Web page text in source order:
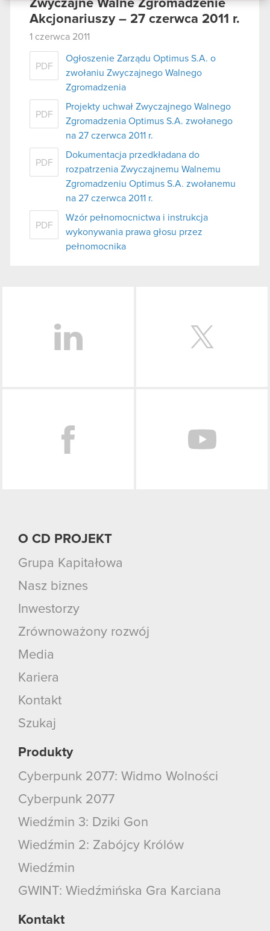
podczas korzystania z ich usług. Kontynuując
Zwyczajne Walne Zgromadzenie
Akcjonariuszy – 27 czerwca 2011 r.
1 czerwca 2011
PDF
Ogłoszenie Zarządu Optimus S.A. o
zwołaniu Zwyczajnego Walnego
Zgromadzenia
PDF
Projekty uchwał Zwyczajnego Walnego
Zgromadzenia Optimus S.A. zwołanego
na 27 czerwca 2011 r.
PDF
Dokumentacja przedkładana do
rozpatrzenia Zwyczajnemu Walnemu
Zgromadzeniu Optimus S.A. zwołanemu
na 27 czerwca 2011 r.
PDF
Wzór pełnomocnictwa i instrukcja
wykonywania prawa głosu przez
pełnomocnika
O CD PROJEKT
Grupa Kapitałowa
Nasz biznes
Inwestorzy
Zrównoważony rozwój
Media
Kariera
Kontakt
Szukaj
Produkty
Cyberpunk 2077: Widmo Wolności
Cyberpunk 2077
Wiedźmin 3: Dziki Gon
Wiedźmin 2: Zabójcy Królów
Wiedźmin
GWINT: Wiedźmińska Gra Karciana
Kontakt